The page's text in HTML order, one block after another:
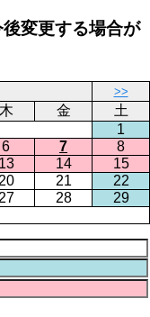
変更する場合が
>>
木 金
土
1
6 7
8
13 14
15
20 21
22
27 28
29